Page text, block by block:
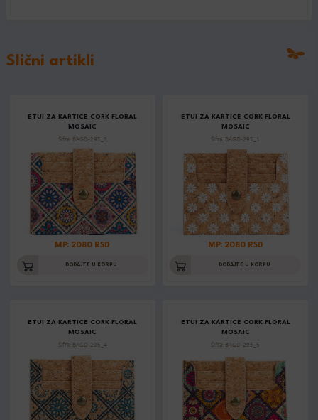
Slični artikli
ETUI ZA KARTICE CORK FLORAL
MOSAIC
Šifra: BAGD-295_2
MP: 2080 RSD
DODAJTE U KORPU
ETUI ZA KARTICE CORK FLORAL
MOSAIC
Šifra: BAGD-295_1
MP: 2080 RSD
DODAJTE U KORPU
ETUI ZA KARTICE CORK FLORAL
MOSAIC
Šifra: BAGD-295_4
ETUI ZA KARTICE CORK FLORAL
MOSAIC
Šifra: BAGD-295_5